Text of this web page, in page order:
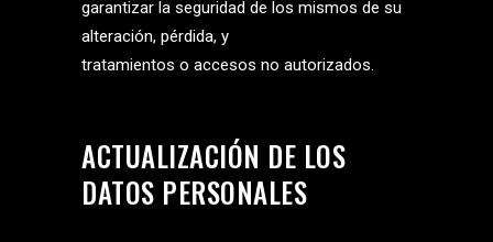
garantizar la seguridad de los mismos de su
alteración, pérdida, y
tratamientos o accesos no autorizados.
ACTUALIZACIÓN DE LOS
DATOS PERSONALES